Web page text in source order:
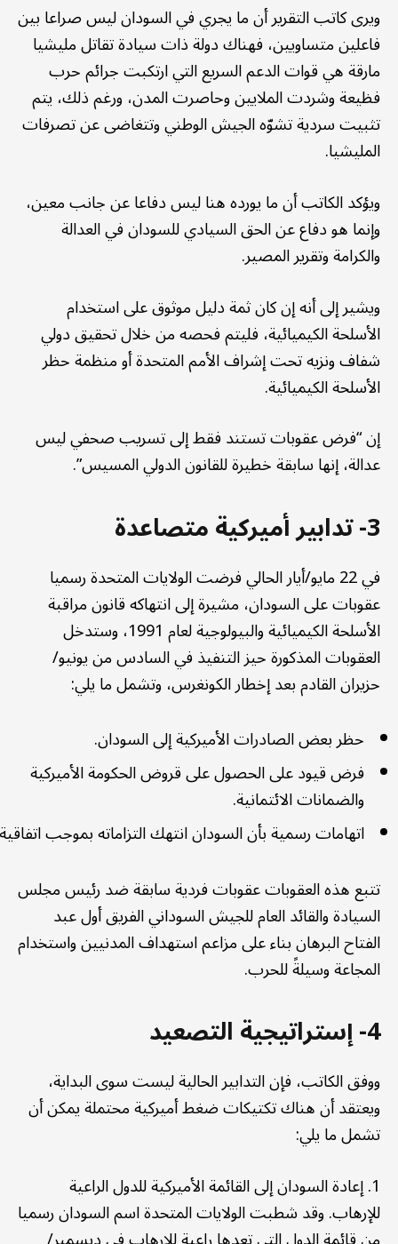
ويرى كاتب التقرير أن ما يجري في السودان ليس صراعا بين
فاعلين متساويين، فهناك دولة ذات سيادة تقاتل مليشيا
مارقة هي قوات الدعم السريع التي ارتكبت جرائم حرب
فظيعة وشردت الملايين وحاصرت المدن، ورغم ذلك، يتم
تثبيت سردية تشوّه الجيش الوطني وتتغاضى عن تصرفات
المليشيا.
ويؤكد الكاتب أن ما يورده هنا ليس دفاعا عن جانب معين،
وإنما هو دفاع عن الحق السيادي للسودان في العدالة
والكرامة وتقرير المصير.
ويشير إلى أنه إن كان ثمة دليل موثوق على استخدام
الأسلحة الكيميائية، فليتم فحصه من خلال تحقيق دولي
شفاف ونزيه تحت إشراف الأمم المتحدة أو منظمة حظر
الأسلحة الكيميائية.
إن “فرض عقوبات تستند فقط إلى تسريب صحفي ليس
عدالة، إنها سابقة خطيرة للقانون الدولي المسيس”.
3- تدابير أميركية متصاعدة
في 22 مايو/أيار الحالي فرضت الولايات المتحدة رسميا
عقوبات على السودان، مشيرة إلى انتهاكه قانون مراقبة
الأسلحة الكيميائية والبيولوجية لعام 1991، وستدخل
العقوبات المذكورة حيز التنفيذ في السادس من يونيو/
حزيران القادم بعد إخطار الكونغرس، وتشمل ما يلي:
حظر بعض الصادرات الأميركية إلى السودان.
فرض قيود على الحصول على قروض الحكومة الأميركية
والضمانات الائتمانية.
اتهامات رسمية بأن السودان انتهك التزاماته بموجب
تتبع هذه العقوبات عقوبات فردية سابقة ضد رئيس مجلس
السيادة والقائد العام للجيش السوداني الفريق أول عبد
الفتاح البرهان بناء على مزاعم استهداف المدنيين واستخدام
المجاعة وسيلةً للحرب.
4- إستراتيجية التصعيد
ووفق الكاتب، فإن التدابير الحالية ليست سوى البداية،
ويعتقد أن هناك تكتيكات ضغط أميركية محتملة يمكن أن
تشمل ما يلي:
1. إعادة السودان إلى القائمة الأميركية للدول الراعية
للإرهاب. وقد شطبت الولايات المتحدة اسم السودان رسميا